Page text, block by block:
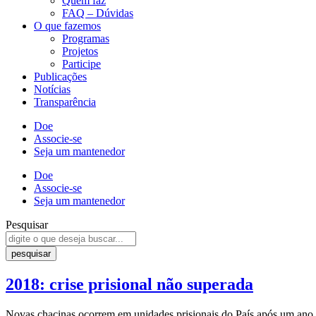
FAQ – Dúvidas
O que fazemos
Programas
Projetos
Participe
Publicações
Notícias
Transparência
Doe
Associe-se
Seja um mantenedor
Doe
Associe-se
Seja um mantenedor
Pesquisar
pesquisar
2018: crise prisional não superada